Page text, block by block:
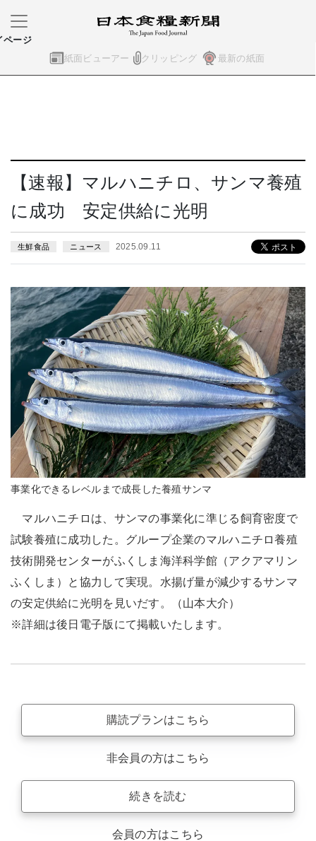
紙面ビューアー クリッピング 最新の紙面
ページ
【速報】マルハニチロ、サンマ養殖
に成功 安定供給に光明
生鮮食品 ニュース 2025.09.11
事業化できるレベルまで成長した養殖サンマ
マルハニチロは、サンマの事業化に準じる飼育密度で
試験養殖に成功した。グループ企業のマルハニチロ養殖
技術開発センターがふくしま海洋科学館（アクアマリン
ふくしま）と協力して実現。水揚げ量が減少するサンマ
の安定供給に光明を見いだす。（山本大介）
※詳細は後日電子版にて掲載いたします。
購読プランはこちら
非会員の方はこちら
続きを読む
会員の方はこちら